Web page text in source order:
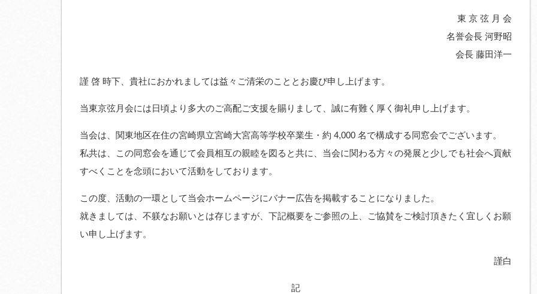
東 京 弦 月 会
名誉会長 河野昭
会長 藤田洋一
謹 啓 時下、貴社におかれましては益々ご清栄のこととお慶び申し上げます。
当東京弦月会には日頃より多大のご高配ご支援を賜りまして、誠に有難く厚く御礼申し上げます。
当会は、関東地区在住の宮崎県立宮崎大宮高等学校卒業生・約 4,000 名で構成する同窓会でございます。
私共は、この同窓会を通じて会員相互の親睦を図ると共に、当会に関わる方々の発展と少しでも社会へ貢献
すべくことを念頭において活動をしております。
この度、活動の一環として当会ホームページにバナー広告を掲載することになりました。
就きましては、不躾なお願いとは存じますが、下記概要をご参照の上、ご協賛をご検討頂きたく宜しくお願
い申し上げます。
謹白
記